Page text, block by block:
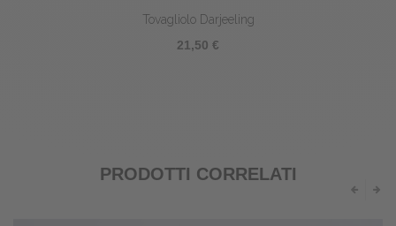
Tovagliolo Darjeeling
21,50 €
PRODOTTI CORRELATI